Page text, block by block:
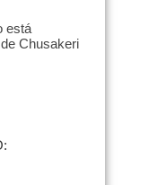
está
Chusakeri